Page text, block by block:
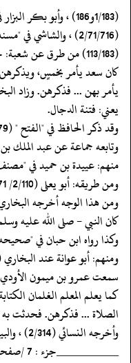
‏‏‏‏(1/183و186) ، وأبو
(113/183) من طرق عن
كان سعد يأمر بخمسٍ،
يأمر بهن ... فذكرهن. وزاد
‏‏‏‏يعني: فتنة الدجال.
‏‏‏‏وقد ذكر الحافظ في "الفتح " (11/179) أنه من تفسير بعض الرواة.
‏‏‏‏وتابعه جماعة عن عبد الملك
ومن طريقه: أبو يعلى (2/110/ 771) .
‏‏‏‏ومن هذا الوجه أخرجه البخاري (6390)
‏‏‏‏كان النبي - صلى الله عليه
‏‏‏‏وكذا رواه ابن حبان في "صحيحه " (2/175/
سمعت عمرو بن ميمون الأودي
كما يعلم المعلم الغلمان
الصلاة ... فذكرهن. فحدثت
‏‏‏‏وأخرجه النسائي (2/314) ، والبيهقي (114/184) .
‏‏‏‏__________جزء : 7 /صفحہ : 1641__________